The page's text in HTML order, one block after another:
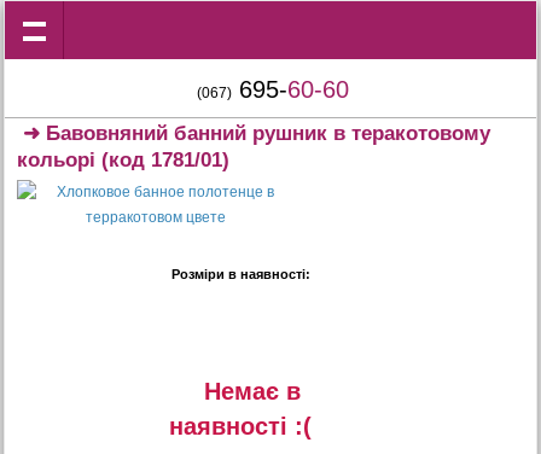
(067) 695-60-60
➜ Бавовняний банний рушник в теракотовому
кольорі (код 1781/01)
Розміри в наявності:
Немає в
наявностi :(